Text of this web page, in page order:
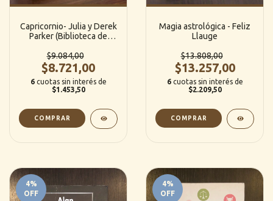
Capricornio- Julia y Derek
Parker (Biblioteca de
$9.084,00
$8.721,00
6 cuotas sin interés de
$1.453,50
Magia astrológica - Feliz
Llauge
$13.808,00
$13.257,00
6 cuotas sin interés de
$2.209,50
4%
OFF
4%
OFF